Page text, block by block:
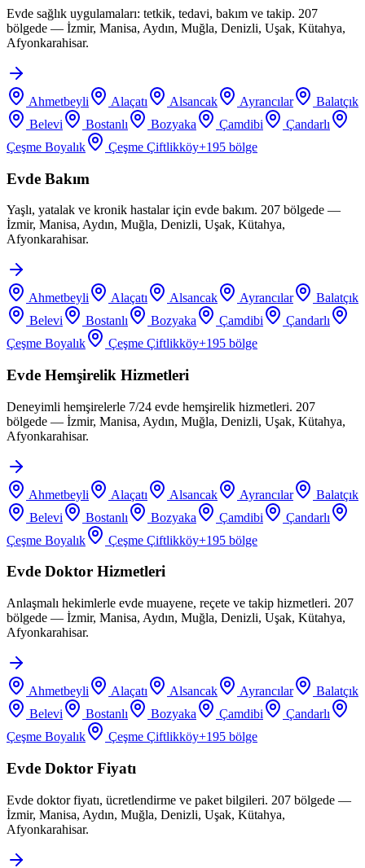
Evde sağlık uygulamaları: tetkik, tedavi, bakım ve takip. 207
bölgede — İzmir, Manisa, Aydın, Muğla, Denizli, Uşak, Kütahya,
Afyonkarahisar.
Ahmetbeyli Alaçatı Alsancak Ayrancılar
Balatçık
Belevi
Bostanlı Bozyaka Çamdibi
Çandarlı
Çeşme Boyalık
Çeşme Çiftlikköy+195 bölge
Evde Bakım
Yaşlı, yatalak ve kronik hastalar için evde bakım. 207 bölgede —
İzmir, Manisa, Aydın, Muğla, Denizli, Uşak, Kütahya,
Afyonkarahisar.
Ahmetbeyli Alaçatı Alsancak Ayrancılar
Balatçık
Belevi
Bostanlı Bozyaka Çamdibi
Çandarlı
Çeşme Boyalık
Çeşme Çiftlikköy+195 bölge
Evde Hemşirelik Hizmetleri
Deneyimli hemşirelerle 7/24 evde hemşirelik hizmetleri. 207
bölgede — İzmir, Manisa, Aydın, Muğla, Denizli, Uşak, Kütahya,
Afyonkarahisar.
Ahmetbeyli Alaçatı Alsancak Ayrancılar
Balatçık
Belevi
Bostanlı Bozyaka Çamdibi
Çandarlı
Çeşme Boyalık
Çeşme Çiftlikköy+195 bölge
Evde Doktor Hizmetleri
Anlaşmalı hekimlerle evde muayene, reçete ve takip hizmetleri. 207
bölgede — İzmir, Manisa, Aydın, Muğla, Denizli, Uşak, Kütahya,
Afyonkarahisar.
Ahmetbeyli Alaçatı Alsancak Ayrancılar
Balatçık
Belevi
Bostanlı Bozyaka Çamdibi
Çandarlı
Çeşme Boyalık
Çeşme Çiftlikköy+195 bölge
Evde Doktor Fiyatı
Evde doktor fiyatı, ücretlendirme ve paket bilgileri. 207 bölgede —
İzmir, Manisa, Aydın, Muğla, Denizli, Uşak, Kütahya,
Afyonkarahisar.